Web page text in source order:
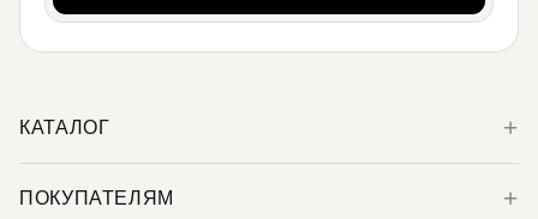
КАТАЛОГ
ПОКУПАТЕЛЯМ